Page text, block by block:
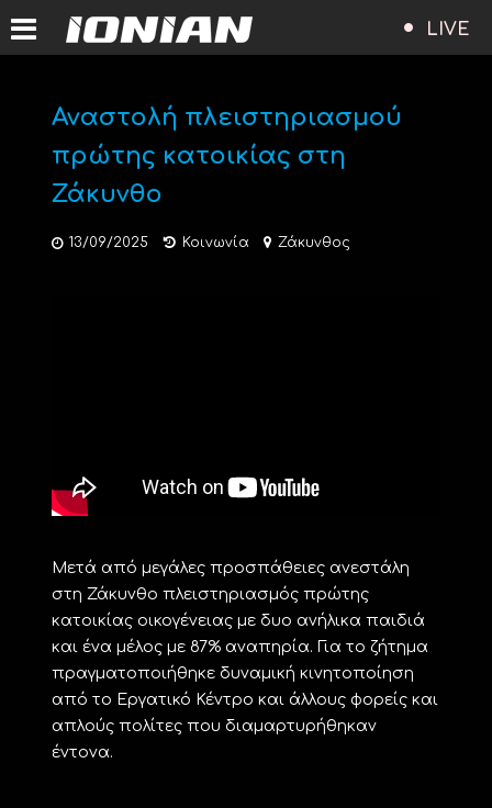
LIVE
Αναστολή πλειστηριασμού
πρώτης κατοικίας στη
Ζάκυνθο
13/09/2025 Κοινωνία Ζάκυνθος
Μετά από μεγάλες προσπάθειες ανεστάλη
στη Ζάκυνθο πλειστηριασμός πρώτης
κατοικίας οικογένειας με δυο ανήλικα παιδιά
και ένα μέλος με 87% αναπηρία. Για το ζήτημα
πραγματοποιήθηκε δυναμική κινητοποίηση
από το Εργατικό Κέντρο και άλλους φορείς και
απλούς πολίτες που διαμαρτυρήθηκαν
έντονα.